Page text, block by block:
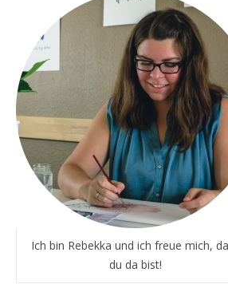
Ich bin Rebekka und ich freue mich,
du da bist!